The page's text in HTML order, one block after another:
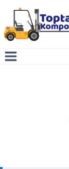
content